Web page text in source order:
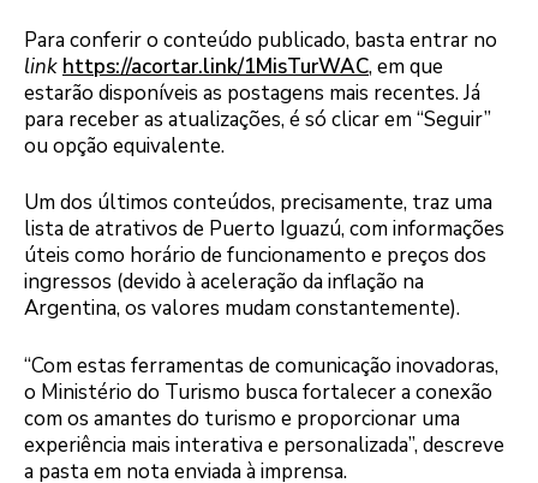
Para conferir o conteúdo publicado, basta entrar no
link https://acortar.link/1MisTurWAC, em que
estarão disponíveis as postagens mais recentes. Já
para receber as atualizações, é só clicar em “Seguir”
ou opção equivalente.
Um dos últimos conteúdos, precisamente, traz uma
lista de atrativos de Puerto Iguazú, com informações
úteis como horário de funcionamento e preços dos
ingressos (devido à aceleração da inflação na
Argentina, os valores mudam constantemente).
“Com estas ferramentas de comunicação inovadoras,
o Ministério do Turismo busca fortalecer a conexão
com os amantes do turismo e proporcionar uma
experiência mais interativa e personalizada”, descreve
a pasta em nota enviada à imprensa.